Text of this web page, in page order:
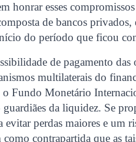
honrar esses
de bancos
do período que ficou
de pagamento das
multilaterais do
Fundo Monetário
da liquidez. Se
evitar perdas maiores e um
contrapartida que as